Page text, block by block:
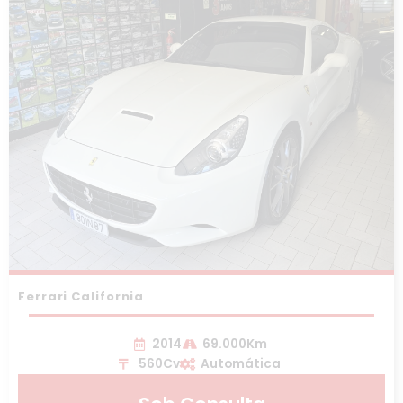
Ferrari California
2014
69.000Km
560Cv
Automática